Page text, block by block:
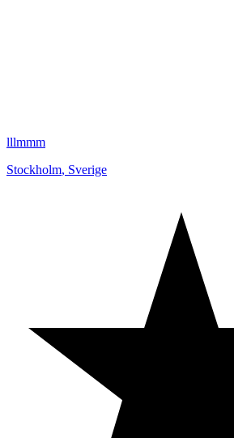
lllmmm
Stockholm, Sverige